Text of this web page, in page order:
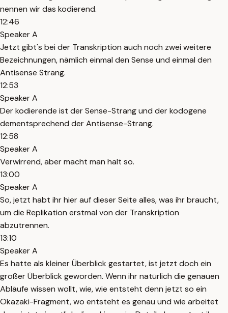
nennen wir das kodierend.
12:46
Speaker A
Jetzt gibt's bei der Transkription auch noch zwei weitere
Bezeichnungen, nämlich einmal den Sense und einmal den
Antisense Strang.
12:53
Speaker A
Der kodierende ist der Sense-Strang und der kodogene
dementsprechend der Antisense-Strang.
12:58
Speaker A
Verwirrend, aber macht man halt so.
13:00
Speaker A
So, jetzt habt ihr hier auf dieser Seite alles, was ihr braucht,
um die Replikation erstmal von der Transkription
abzutrennen.
13:10
Speaker A
Es hatte als kleiner Überblick gestartet, ist jetzt doch ein
großer Überblick geworden. Wenn ihr natürlich die genauen
Abläufe wissen wollt, wie, wie entsteht denn jetzt so ein
Okazaki-Fragment, wo entsteht es genau und wie arbeitet